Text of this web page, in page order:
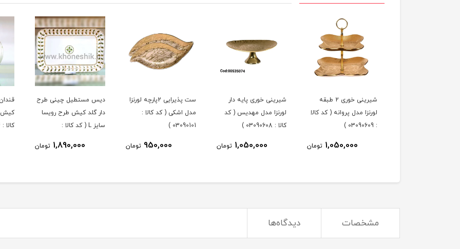
شیرینی خوری 2 طبقه
لورنزا مدل پروانه ( کد کالا
: 03090609 )
1,050,000 تومان
شیرینی خوری پایه دار
لورنزا مدل مهدیس ( کد
کالا : 03090608 )
1,050,000 تومان
ست پذیرایی 2پارچه لورنزا
مدل اشکی ( کد کالا :
03090101 )
950,000 تومان
دیس مستطیل چینی طرح
دار گلد کیش طرح رویسا
سایز L ( کد کالا :
1,890,000 تومان
کیش
کالا : 03071434 )
مشخصات دیدگاه‌ها